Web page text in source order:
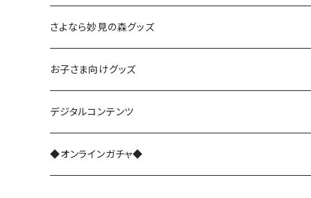
さよなら復刻塗装車両
能勢1700系
レジェンド1757
さよなら1755
能勢3100系
能勢5100系
さよなら妙見の森グッズ
お子さま向けグッズ
デジタルコンテンツ
◆オンラインガチャ◆